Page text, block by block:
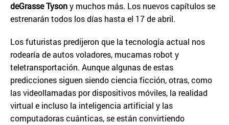
deGrasse Tysony muchos más. Los nuevos capítulos se
estrenarán todos los días hasta el 17 de abril.
Los futuristas predijeron que la tecnología actual nos
rodearía de autos voladores, mucamas robot y
teletransportación. Aunque algunas de estas
predicciones siguen siendo ciencia ficción, otras, como
las videollamadas por dispositivos móviles, la realidad
virtual e incluso la inteligencia artificial y las
computadoras cuánticas, se están convirtiendo